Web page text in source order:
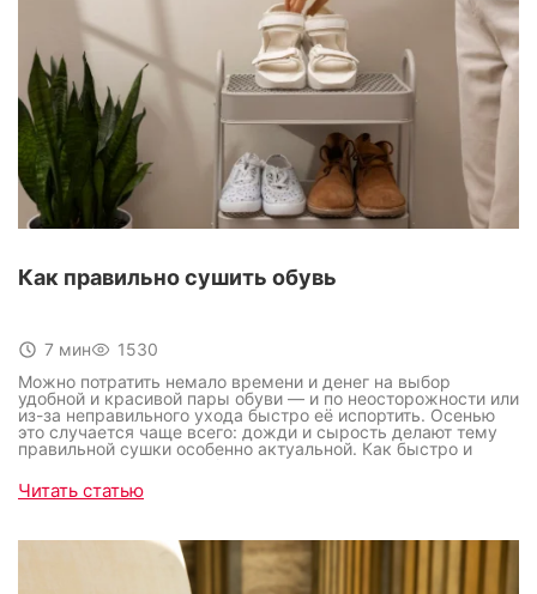
Как правильно сушить обувь
7 мин
1530
Можно потратить немало времени и денег на выбор
удобной и красивой пары обуви — и по неосторожности или
из-за неправильного ухода быстро её испортить. Осенью
это случается чаще всего: дожди и сырость делают тему
правильной сушки особенно актуальной. Как быстро и
аккуратно высушить туфли, сапоги или кроссовки, не
повредив их? Единого универсального способа нет: всё
зависит от материала, типа обуви и условий в доме.
Читать статью